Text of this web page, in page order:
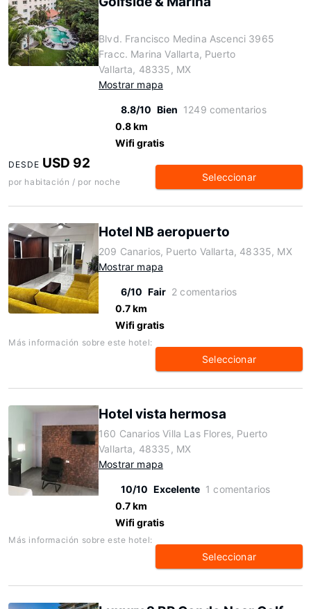
Blvd. Francisco Medina Ascenci 3965
Fracc. Marina Vallarta, Puerto
Vallarta, 48335, MX
Mostrar mapa
8.8/10 Bien 1249 comentarios
0.8 km
Wifi gratis
DESDE USD 92
por habitación / por noche Seleccionar
Hotel NB aeropuerto
209 Canarios, Puerto Vallarta, 48335, MX
Mostrar mapa
6/10 Fair 2 comentarios
0.7 km
Wifi gratis
Más información sobre este hotel:
Seleccionar
Hotel vista hermosa
160 Canarios Villa Las Flores, Puerto
Vallarta, 48335, MX
Mostrar mapa
10/10 Excelente 1 comentarios
0.7 km
Wifi gratis
Más información sobre este hotel:
Seleccionar